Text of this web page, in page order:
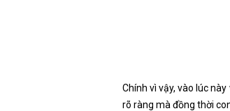
Chính vì vậy, vào lúc
rõ ràng mà đồng thời